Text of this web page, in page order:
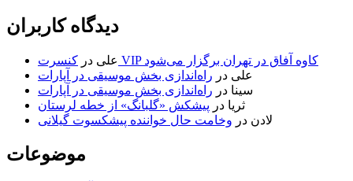
دیدگاه کاربران
علی در
کنسرت VIP کاوه آفاق در تهران برگزار می‌شود
علی در راه‌اندازی بخش موسیقی در آپارات
سینا در راه‌اندازی بخش موسیقی در آپارات
ثریا در پیشکش «گلبانگ» از خطه لرستان
لادن در وخامت حال خواننده پیشکسوت گیلانی
موضوعات